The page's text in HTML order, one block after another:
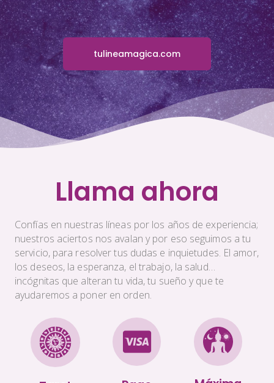
tulineamagica.com
Llama ahora
Confías en nuestras líneas por los años de experiencia;
nuestros aciertos nos avalan y por eso seguimos a tu
servicio, para resolver tus dudas e inquietudes. El amor,
los deseos, la esperanza, el trabajo, la salud…
incógnitas que alteran tu vida, tu sueño y que te
ayudaremos a poner en orden.